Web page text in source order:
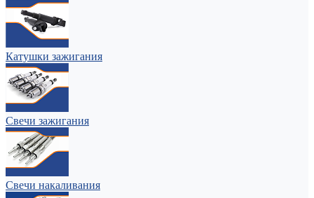
Катушки зажигания
Свечи зажигания
Свечи накаливания